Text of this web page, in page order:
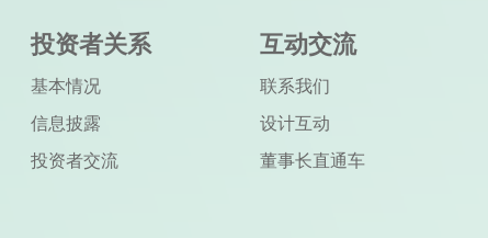
投资者关系
基本情况
信息披露
投资者交流
互动交流
联系我们
设计互动
董事长直通车